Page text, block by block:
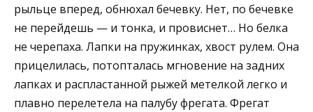
рыльце вперед, обнюхал бечевку. Нет, по бечевке
не перейдешь — и тонка, и провиснет… Но белка
не черепаха. Лапки на пружинках, хвост рулем. Она
прицелилась, потопталась мгновение на задних
лапках и распластанной рыжей метелкой легко и
плавно перелетела на палубу фрегата. Фрегат